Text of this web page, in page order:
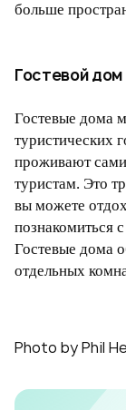
больше
Гостевой дом
Гостевые дома
туристических
проживают
туристам. Это
вы можете
познакомиться
Гостевые дома
отдельных
Photo by Phil